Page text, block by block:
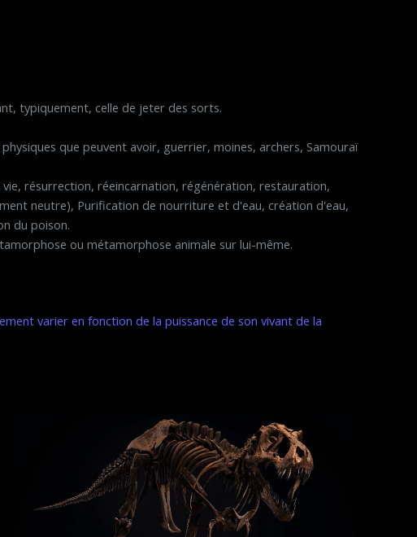
typiquement, celle de jeter des sorts.
que peuvent avoir, guerrier, moines, archers, Samouraï
résurrection, réeincarnation, régénération, restauration,
neutre), Purification de nourriture et d'eau, création d'eau,
du poison.
ou métamorphose animale sur lui-même.
varier en fonction de la puissance de son vivant de la